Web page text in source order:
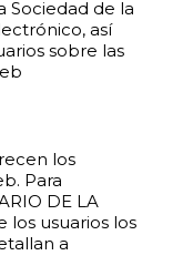
Sociedad de la
así
sobre las
los
Para
DE LA
los usuarios los
a